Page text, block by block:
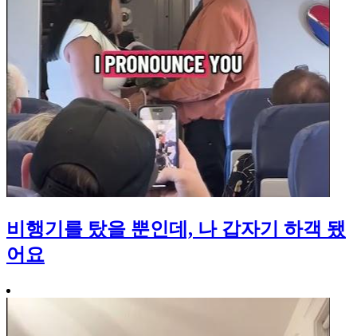
비행기를 탔을 뿐인데, 나 갑자기 하객 됐
어요